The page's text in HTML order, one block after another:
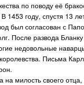
по поводу её
1453 году, спустя 13
был согласован с
После развода
недовольные
Письма
милость своего